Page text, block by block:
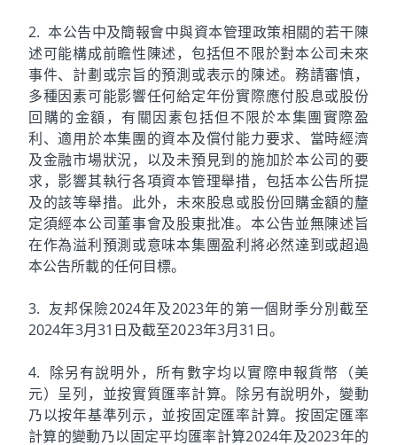
2. 本公告中及簡報會中與資本管理政策相關的若干陳
述可能構成前瞻性陳述，包括但不限於對本公司未來
事件、計劃或宗旨的預測或表示的陳述。務請審慎，
多種因素可能影響任何給定年份實際應付股息或股份
回購的金額，有關因素包括但不限於本集團實際盈
利、適用於本集團的資本及償付能力要求、當時經濟
及金融市場狀況，以及未預見到的施加於本公司的要
求，影響其執行各項資本管理舉措，包括本公告所提
及的該等舉措。此外，未來股息或股份回購金額的釐
定須經本公司董事會及股東批准。本公告並無陳述旨
在作為溢利預測或意味本集團盈利將必然達到或超過
本公告所載的任何目標。
3. 友邦保險2024年及2023年的第一個財季分別截至
2024年3月31日及截至2023年3月31日。
4. 除另有說明外，所有數字均以實際申報貨幣（美
元）呈列，並按實質匯率計算。除另有說明外，變動
乃以按年基準列示，並按固定匯率計算。按固定匯率
計算的變動乃以固定平均匯率計算2024年及2023年的